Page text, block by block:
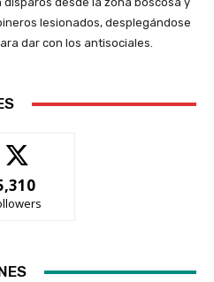
lesionados, desplegándose
dar con los antisociales.